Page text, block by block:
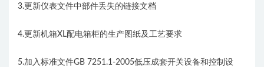
3.更新仪表文件中部件丢失的链接文档
4.更新机箱XL配电箱柜的生产图纸及工艺要求
5.加入标准文件GB 7251.1-2005低压成套开关设备和控制设